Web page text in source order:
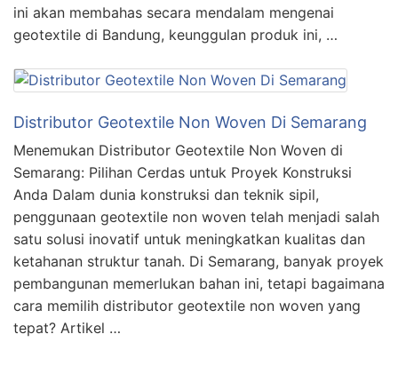
ini akan membahas secara mendalam mengenai
geotextile di Bandung, keunggulan produk ini, …
Distributor Geotextile Non Woven Di Semarang
Menemukan Distributor Geotextile Non Woven di
Semarang: Pilihan Cerdas untuk Proyek Konstruksi
Anda Dalam dunia konstruksi dan teknik sipil,
penggunaan geotextile non woven telah menjadi salah
satu solusi inovatif untuk meningkatkan kualitas dan
ketahanan struktur tanah. Di Semarang, banyak proyek
pembangunan memerlukan bahan ini, tetapi bagaimana
cara memilih distributor geotextile non woven yang
tepat? Artikel …